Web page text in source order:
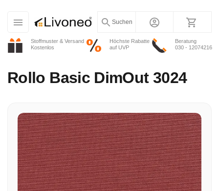
Stoffmuster & Versand
Kostenlos
Höchste Rabatte
auf UVP
Beratung
030 - 12074216
Suchen
Rollo Basic DimOut 3024